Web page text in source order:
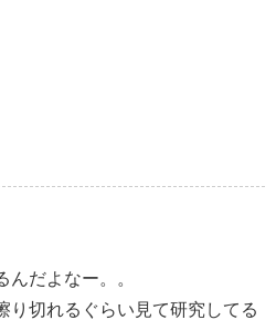
んだよなー。。
り切れるぐらい見て研究してる